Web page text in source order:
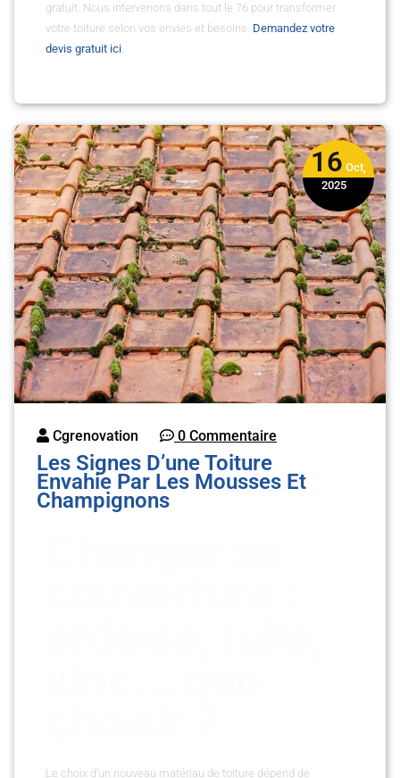
gratuit. Nous intervenons dans tout le 76 pour transformer
votre toiture selon vos envies et besoins. Demandez votre
devis gratuit ici.
16 Oct,
2025
Cgrenovation 0 Commentaire
Les Signes D’une Toiture
Envahie Par Les Mousses Et
Champignons
Le choix d’un nouveau matériau de toiture dépend de